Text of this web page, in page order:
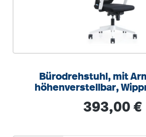
Bürodrehstuhl, mit
höhenverstellbar,
Regulärer Preis:
393,00 €